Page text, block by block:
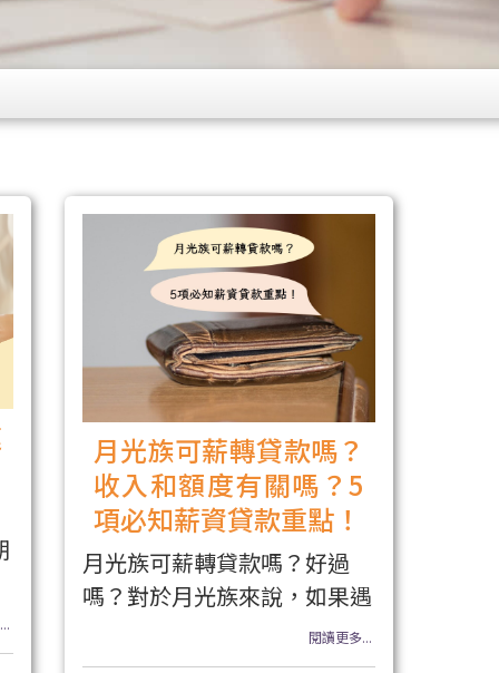
月光族可薪轉貸款嗎？
收入和額度有關嗎？5
項必知薪資貸款重點！
月光族可薪轉貸款嗎？好過
嗎？對於月光族來說，如果遇
閱讀更多...